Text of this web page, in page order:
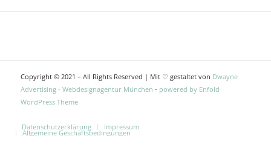
Copyright © 2021 – All Rights Reserved | Mit ♡ gestaltet von Dwayne
Advertising - Webdesignagentur München - powered by Enfold
WordPress Theme
Datenschutzerklärung Impressum
Allgemeine Geschäftsbedingungen